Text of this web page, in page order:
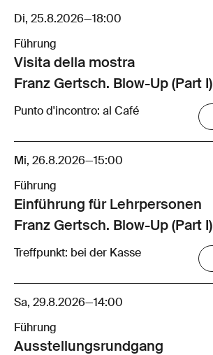
Di, 25.8.2026—18:00
Führung
Visita della mostra
Franz Gertsch. Blow-Up (Part I)
Punto d'incontro: al Café
Mi, 26.8.2026—15:00
Führung
Einführung für Lehrpersonen
Franz Gertsch. Blow-Up (Part I)
Treffpunkt: bei der Kasse
Sa, 29.8.2026—14:00
Führung
Ausstellungsrund­gang